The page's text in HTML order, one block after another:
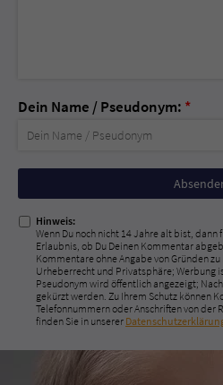
Dein Name / Pseudonym: *
Nicht
ausfüllen!
Hinweis:
Wenn Du noch nicht 14 Jahre alt bist,
Erlaubnis, ob Du Deinen Kommentar
Kommentare ohne Angabe von Gründen
Urheberrecht und Privatsphäre; Werbung
Pseudonym wird öffentlich angezeigt;
gekürzt werden. Zu Ihrem Schutz können
Telefonnummern oder Anschriften von
finden Sie in unserer